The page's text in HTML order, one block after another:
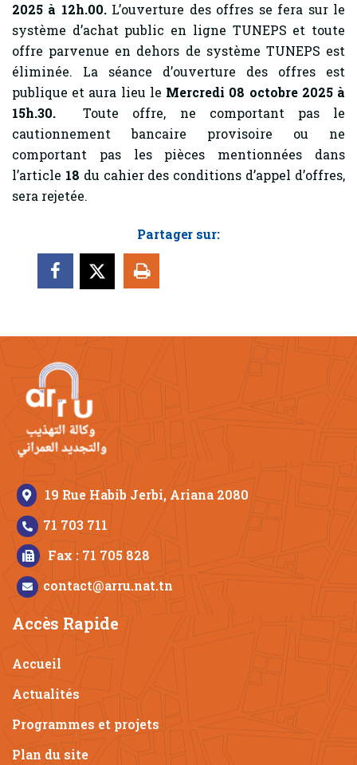
2025 à 12h.00.L’ouverture des offres se fera sur le
système d’achat public en ligne TUNEPS et toute
offre parvenue en dehors de système TUNEPS est
éliminée. La séance d’ouverture des offres est
publique et aura lieu le Mercredi 08 octobre 2025 à
15h.30. Toute offre, ne comportant pas le
cautionnement bancaire provisoire ou ne
comportant pas les pièces mentionnées dans
l’article 18 du cahier des conditions d’appel d’offres,
sera rejetée.
Partager sur:
19 Rue Habib Jerbi, Ariana 2080
71 703 711
Fax : 71 705 828
contact@arru.nat.tn
Accès Rapide
Accueil
Actualités
Programmes et projets
Plan du site